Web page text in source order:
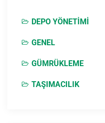
DEPO YÖNETIMI
GENEL
GÜMRÜKLEME
TAŞIMACILIK